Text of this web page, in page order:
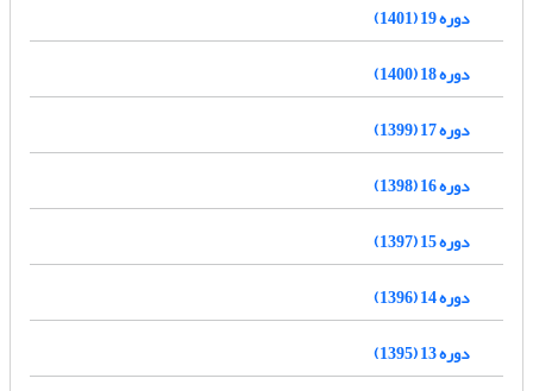
دوره 19 (1401)
دوره 18 (1400)
دوره 17 (1399)
دوره 16 (1398)
دوره 15 (1397)
دوره 14 (1396)
دوره 13 (1395)